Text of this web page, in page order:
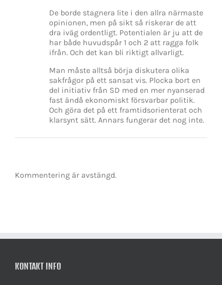
De borde stagnera lite i den allra närmaste
opinionen, men på sikt så riskerar de att
dra iväg ordentligt. Potentialen är ju att de
har både huvudspår 1 och 2 att ragga folk
ifrån. Och det kan bli riktigt allvarligt.
Man måste alltså börja diskutera olika
sakfrågor på ett sansat vis. Plocka bort en
del initiativ från SD med en mer nyanserad
fast ändå ekonomiskt försvarbar politik.
Och göra det på ett framtidsorienterat och
klarsynt sätt. Annars fungerar det nog inte.
Kommentering är avstängd.
KONTAKT INFO